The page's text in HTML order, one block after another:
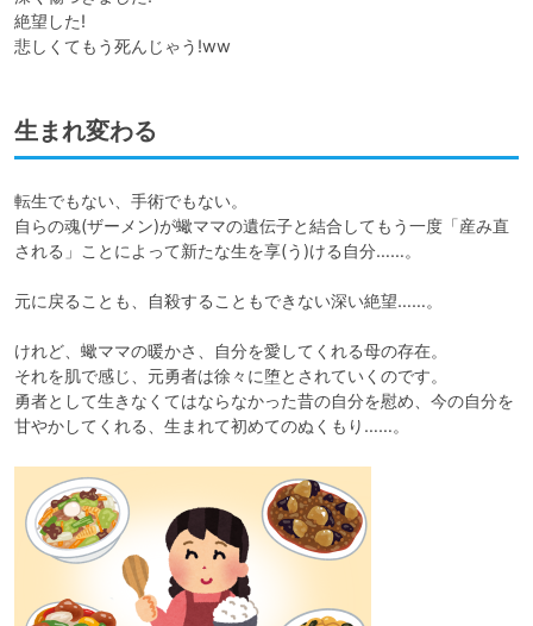
絶望した!
悲しくてもう死んじゃう!ww
生まれ変わる
転生でもない、手術でもない。
自らの魂(ザーメン)が蠍ママの遺伝子と結合してもう一度「産み直
される」ことによって新たな生を享(う)ける自分……。
元に戻ることも、自殺することもできない深い絶望……。
けれど、蠍ママの暖かさ、自分を愛してくれる母の存在。
それを肌で感じ、元勇者は徐々に堕とされていくのです。
勇者として生きなくてはならなかった昔の自分を慰め、今の自分を
甘やかしてくれる、生まれて初めてのぬくもり……。